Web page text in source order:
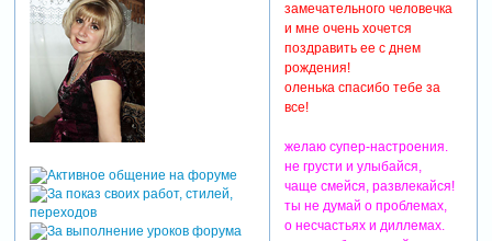
замечательного человечка
и мне очень хочется
поздравить ее с днем
рождения!
оленька спасибо тебе за
все!
желаю супер-настроения.
не грусти и улыбайся,
чаще смейся, развлекайся!
ты не думай о проблемах,
о несчастьях и диллемах.